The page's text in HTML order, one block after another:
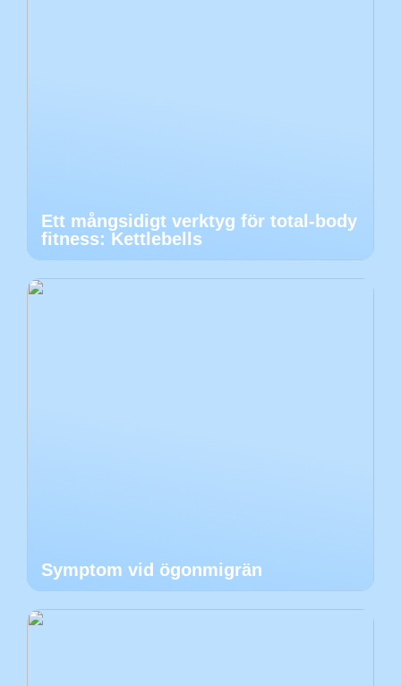
Ett mångsidigt verktyg för total-body
fitness: Kettlebells
Symptom vid ögonmigrän